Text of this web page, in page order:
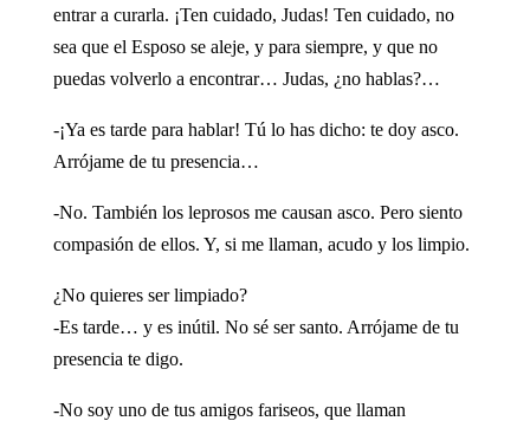
entrar a curarla. ¡Ten cuidado, Judas! Ten cuidado, no
sea que el Esposo se aleje, y para siempre, y que no
puedas volverlo a encontrar… Judas, ¿no hablas?…
-¡Ya es tarde para hablar! Tú lo has dicho: te doy asco.
Arrójame de tu presencia…
-No. También los leprosos me causan asco. Pero siento
compasión de ellos. Y, si me llaman, acudo y los limpio.
¿No quieres ser limpiado?
-Es tarde… y es inútil. No sé ser santo. Arrójame de tu
presencia te digo.
-No soy uno de tus amigos fariseos, que llaman